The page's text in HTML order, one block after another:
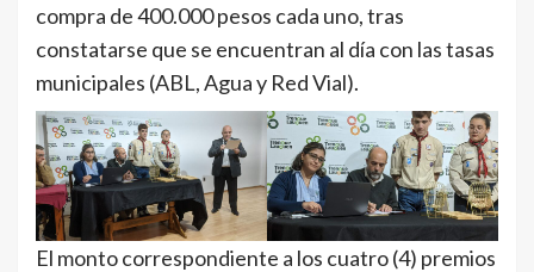
compra de 400.000 pesos cada uno, tras
constatarse que se encuentran al día con las tasas
municipales (ABL, Agua y Red Vial).
El monto correspondiente a los cuatro (4) premios